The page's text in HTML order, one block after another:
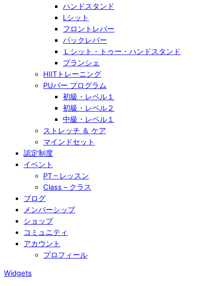
ハンドスタンド
Lシット
フロントレバー
バックレバー
Ｌシット・トゥー・ハンドスタンド
プランシェ
HIITトレーニング
PUバー プログラム
初級・レベル１
初級・レベル２
中級・レベル１
ストレッチ ＆ ケア
マインドセット
認定制度
イベント
PT – レッスン
Class – クラス
ブログ
メンバーシップ
ショップ
コミュニティ
アカウント
プロフィール
Widgets